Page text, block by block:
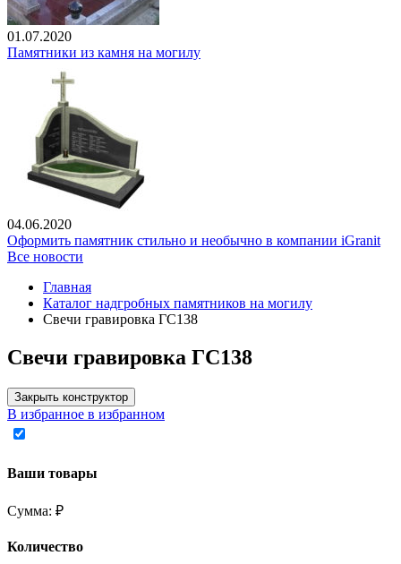
01.07.2020
Памятники из камня на могилу
04.06.2020
Оформить памятник стильно и необычно в компании iGranit
Все новости
Главная
Каталог надгробных памятников на могилу
Свечи гравировка ГС138
Свечи гравировка ГС138
Закрыть конструктор
В избранное в избранном
Ваши товары
Сумма: ₽
Количество